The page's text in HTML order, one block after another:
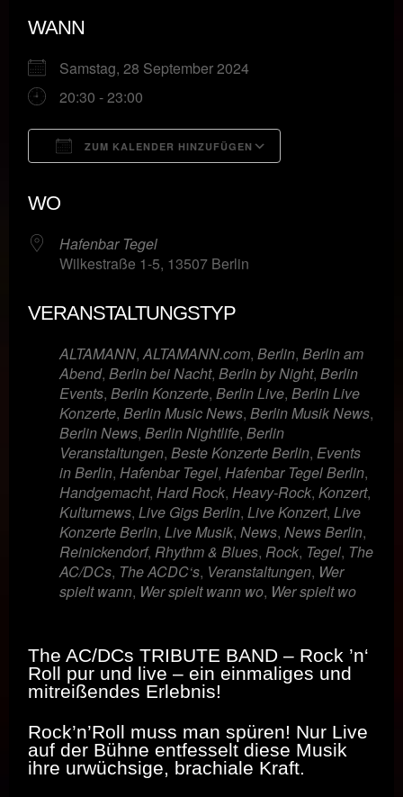
WANN
Samstag, 28 September 2024
20:30 - 23:00
ZUM KALENDER HINZUFÜGEN
WO
Hafenbar Tegel
Wilkestraße 1-5, 13507 Berlin
VERANSTALTUNGSTYP
ALTAMANN,ALTAMANN.com, Berlin, Berlin am
Abend, Berlin bei Nacht, Berlin by Night, Berlin
Events, Berlin Konzerte, Berlin Live, Berlin Live
Konzerte, Berlin Music News, Berlin Musik News,
Berlin News, Berlin Nightlife, Berlin
Veranstaltungen, Beste Konzerte Berlin, Events
in Berlin, Hafenbar Tegel, Hafenbar Tegel Berlin,
Handgemacht, Hard Rock, Heavy-Rock, Konzert,
Kulturnews, Live Gigs Berlin, Live Konzert, Live
Konzerte Berlin, Live Musik, News, News Berlin,
Reinickendorf, Rhythm & Blues, Rock, Tegel, The
AC/DCs, The ACDC‘s, Veranstaltungen, Wer
spielt wann, Wer spielt wann wo, Wer spielt wo
The AC/DCs TRIBUTE BAND – Rock ’n‘
Roll pur und live – ein einmaliges und
mitreißendes Erlebnis!
Rock’n’Roll muss man spüren! Nur Live
auf der Bühne entfesselt diese Musik
ihre urwüchsige, brachiale Kraft.